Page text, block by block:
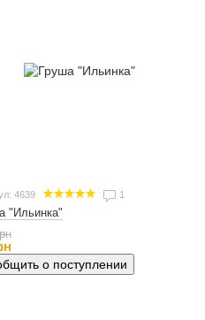
4639 1
"Ильинка"
о поступлении